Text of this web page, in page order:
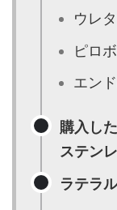
ウレ
ピロ
エン
購入し
ステン
ラテラ